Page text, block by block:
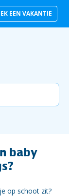
EEN VAKANTIE
baby
op schoot zit?